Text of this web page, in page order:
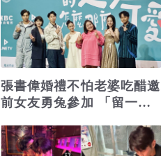
張書偉婚禮不怕老婆吃醋邀
前女友勇兔參加 「留一桌